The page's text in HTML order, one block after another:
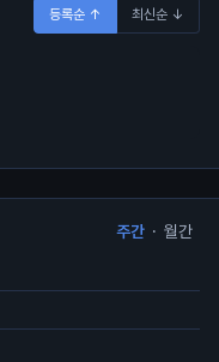
등록순 ↑ 최신순 ↓
주간 · 월간